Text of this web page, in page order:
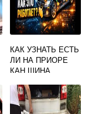
КАК УЗНАТЬ ЕСТЬ
ЛИ НА ПРИОРЕ
КАН ШИНА